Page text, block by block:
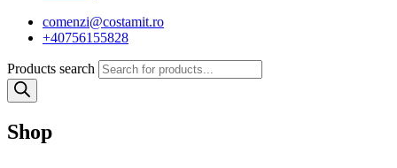
comenzi@costamit.ro
+40756155828
Products search
Shop